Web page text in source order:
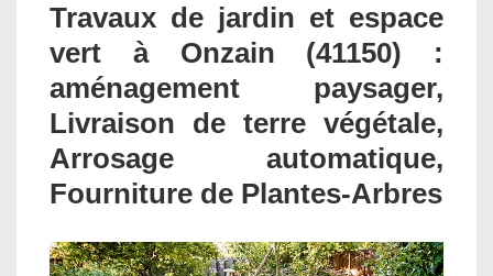
Travaux de jardin et espace
vert à Onzain (41150) :
aménagement paysager,
Livraison de terre végétale,
Arrosage automatique,
Fourniture de Plantes-Arbres